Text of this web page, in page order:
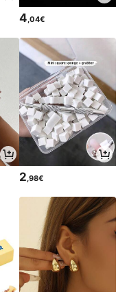
4,04€
2,98€